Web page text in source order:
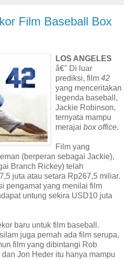
Film Baseball Box
LOS ANGELES
â€" Di luar
prediksi, film 42
yang menceritakan
legenda baseball,
Jackie Robinson,
ternyata mampu
merajai box office.
Film yang
(berperan sebagai Jackie),
Branch Rickey) telah
juta atau setara Rp267,5 miliar.
pengamat yang menilai film
untung sekira USD10 juta
baru untuk film baseball.
juga pernah ada film serupa,
film yang dibintangi Rob
Jon Heder itu hanya mampu